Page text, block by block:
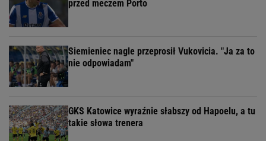
przed meczem Porto
Siemieniec nagle przeprosił Vukovicia. "Ja za to
nie odpowiadam"
GKS Katowice wyraźnie słabszy od Hapoelu, a tu
takie słowa trenera